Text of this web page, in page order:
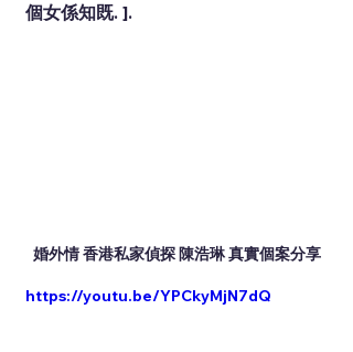
個女係知既. ].
婚外情 香港私家偵探 陳浩琳 真實個案分享
https://youtu.be/YPCkyMjN7dQ